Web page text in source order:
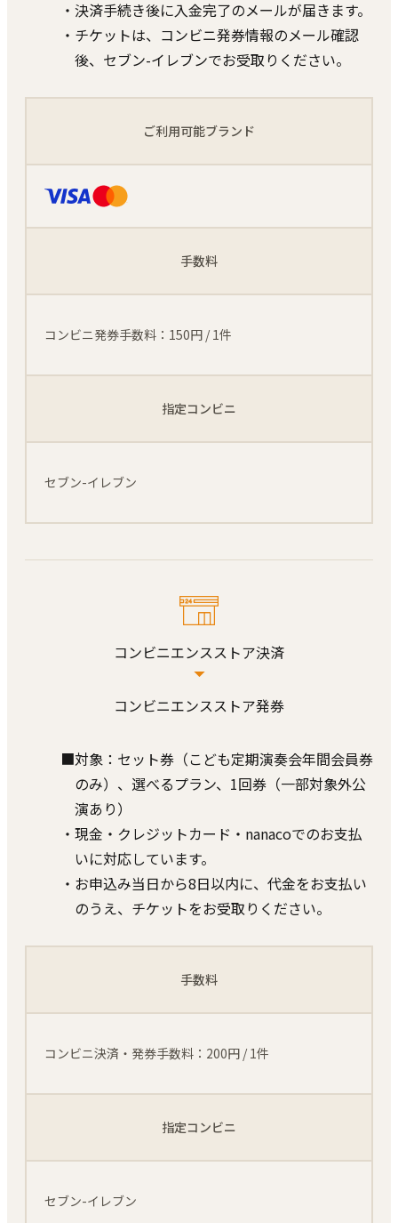
・決済⼿続き後に⼊⾦完了のメールが届きます。
・チケットは、コンビニ発券情報のメール確認
後、セブン-イレブンでお受取りください。
ご利用可能ブランド
手数料
コンビニ発券手数料：150円 / 1件
指定コンビニ
セブン-イレブン
コンビニエンスストア決済
コンビニエンスストア発券
■対象：セット券（こども定期演奏会年間会員券
のみ）、選べるプラン、1回券（一部対象外公
演あり）
・現⾦・クレジットカード・nanacoでのお⽀払
いに対応しています。
・お申込み当⽇から8⽇以内に、代⾦をお⽀払い
のうえ、チケットをお受取りください。
手数料
コンビニ決済・発券手数料：200円 / 1件
指定コンビニ
セブン-イレブン